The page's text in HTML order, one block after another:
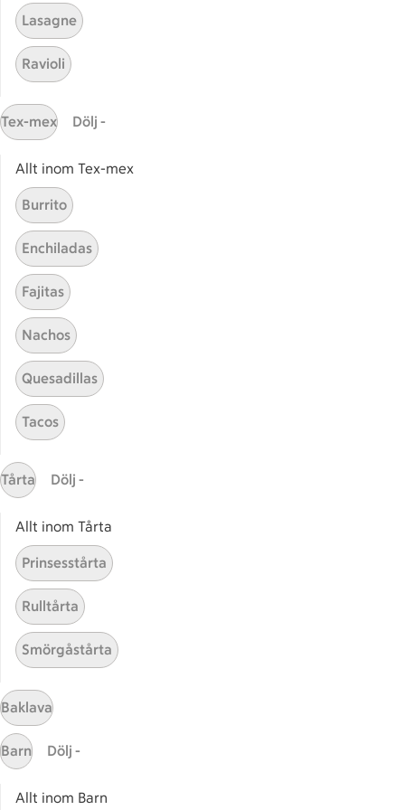
Risotto fisk
Risotto fläsk
Sidfot
Start
Få snabbt svar
FAQ
Kundservice
Kontakta oss
Massa erbjudanden
Bli stammis på ICA
Handla online
ICAs matkasse
Catering
Apotek Hjärtat
Handla som företag
Gaston
ICAs tjänster
ICA-appen
ICA Scanna
ICA ToGo
Lasagne
Ravioli
Tex-mex Dölj -
Allt inom Tex-mex
Burrito
Enchiladas
Fajitas
Nachos
Quesadillas
Tacos
Tårta Dölj -
Allt inom Tårta
Prinsesstårta
Rulltårta
Smörgåstårta
Baklava
Barn Dölj -
Allt inom Barn